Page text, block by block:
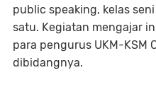
public speaking, kelas
satu. Kegiatan mengajar
para pengurus UKM-KSM
dibidangnya.